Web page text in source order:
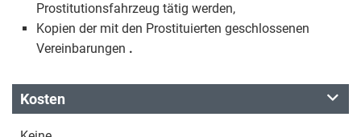
Prostitutionsfahrzeug tätig werden,
Kopien der mit den Prostituierten geschlossenen
Vereinbarungen .
Kosten